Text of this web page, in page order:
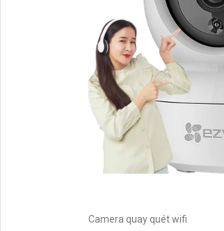
Camera quay quét wifi